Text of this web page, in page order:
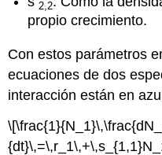
2,2
propio crecimiento.
Con estos parámetros
ecuaciones de dos
interacción están en